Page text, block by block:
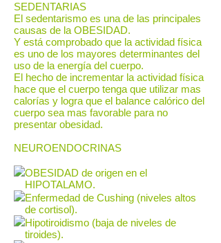
SEDENTARIAS
El sedentarismo es una de las principales
causas de la OBESIDAD.
Y está comprobado que la actividad física
es uno de los mayores determinantes del
uso de la energía del cuerpo.
El hecho de incrementar la actividad física
hace que el cuerpo tenga que utilizar mas
calorías y logra que el balance calórico del
cuerpo sea mas favorable para no
presentar obesidad.
NEUROENDOCRINAS
OBESIDAD de origen en el
HIPOTALAMO.
Enfermedad de Cushing (niveles altos
de cortisol).
Hipotiroidismo (baja de niveles de
tiroides).